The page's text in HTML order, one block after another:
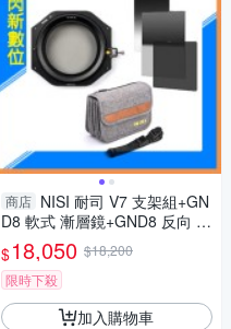
商店 NISI 耐司 V7 支架組+GN
D8 軟式 漸層鏡+GND8 反向 漸
層鏡+ND64 減光鏡+濾鏡包 全
配組(公司貨)
$18,050 $18,200
限時下殺
加入購物車